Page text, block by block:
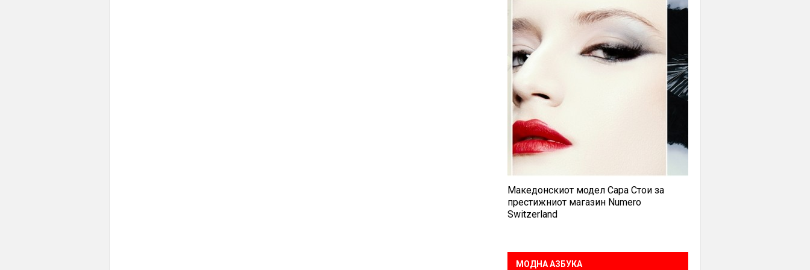
Македонскиот модел Сара Стои за
престижниот магазин Numero
Switzerland
МОДНА АЗБУКА